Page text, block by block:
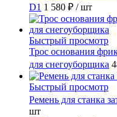
D1 1 580 ₽ / шт
Быстрый просмотр
Трос основания
для снегоуборщика
Быстрый просмотр
Ремень для станка
шт